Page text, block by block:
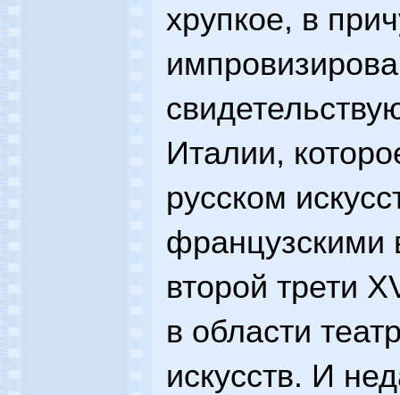
хрупкое, в
Италии,
русском
французскими
второй трети
в области
искусств. И